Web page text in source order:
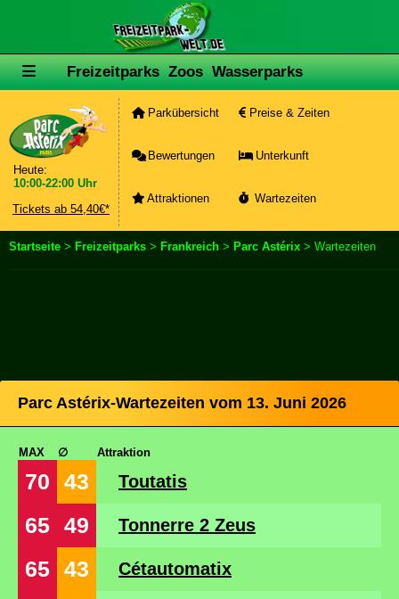
Freizeitparks Zoos Wasserparks
Heute:
10:00-22:00 Uhr
Tickets ab 54,40€*
Parkübersicht Preise & Zeiten
Bewertungen Unterkunft
Attraktionen Wartezeiten
Startseite > Freizeitparks > Frankreich > Parc Astérix > Wartezeiten
Parc Astérix-Wartezeiten vom 13. Juni 2026
MAX ∅ Attraktion
70 43 Toutatis
65 49 Tonnerre 2 Zeus
65 43 Cétautomatix